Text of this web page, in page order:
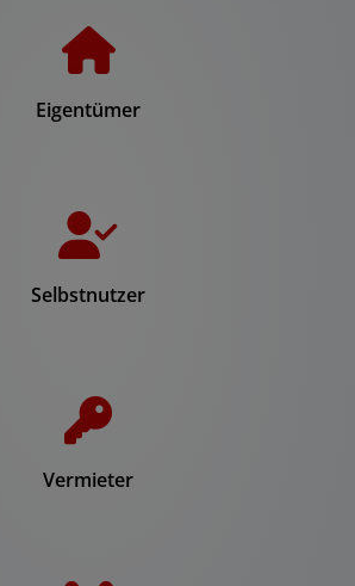
Eigentümer
Selbstnutzer
Vermieter